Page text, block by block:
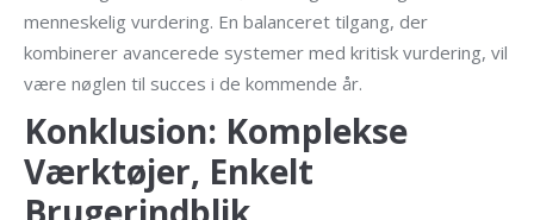
menneskelig vurdering. En balanceret tilgang, der
kombinerer avancerede systemer med kritisk vurdering, vil
være nøglen til succes i de kommende år.
Konklusion: Komplekse
Værktøjer, Enkelt